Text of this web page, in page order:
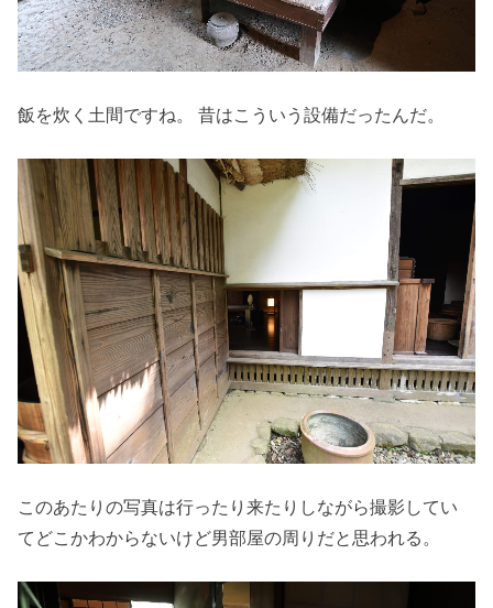
飯を炊く土間ですね。 昔はこういう設備だったんだ。
このあたりの写真は行ったり来たりしながら撮影してい
てどこかわからないけど男部屋の周りだと思われる。